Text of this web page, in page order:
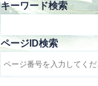
キーワード検索
ページID検索